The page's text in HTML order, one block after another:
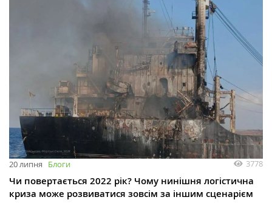
20 липня Блоги 3778
Чи повертається 2022 рік? Чому нинішня логістична
криза може розвиватися зовсім за іншим сценарієм